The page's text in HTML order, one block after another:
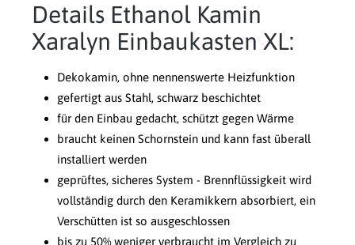
Details Ethanol Kamin
Xaralyn Einbaukasten XL:
Dekokamin, ohne nennenswerte Heizfunktion
gefertigt aus Stahl, schwarz beschichtet
für den Einbau gedacht, schützt gegen Wärme
braucht keinen Schornstein und kann fast überall
installiert werden
geprüftes, sicheres System - Brennflüssigkeit wird
vollständig durch den Keramikkern absorbiert, ein
Verschütten ist so ausgeschlossen
bis zu 50% weniger verbraucht im Vergleich zu